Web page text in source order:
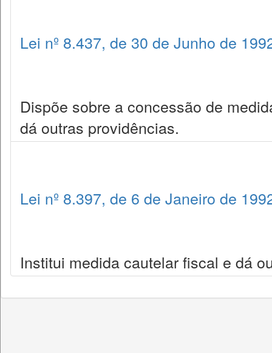
Lei nº 8.437, de 30 de Junho de
Dispõe sobre a concessão de
dá outras providências.
Lei nº 8.397, de 6 de Janeiro de
Institui medida cautelar fiscal e dá